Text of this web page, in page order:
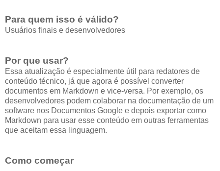
Para quem isso é válido?
Usuários finais e desenvolvedores
Por que usar?
Essa atualização é especialmente útil para redatores de
conteúdo técnico, já que agora é possível converter
documentos em Markdown e vice-versa. Por exemplo, os
desenvolvedores podem colaborar na documentação de um
software nos Documentos Google e depois exportar como
Markdown para usar esse conteúdo em outras ferramentas
que aceitam essa linguagem.
Como começar